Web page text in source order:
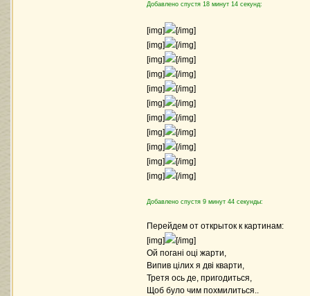
Добавлено спустя 18 минут 14 секунд:
[img]
[/img]
[img]
[/img]
[img]
[/img]
[img]
[/img]
[img]
[/img]
[img]
[/img]
[img]
[/img]
[img]
[/img]
[img]
[/img]
[img]
[/img]
[img]
[/img]
Добавлено спустя 9 минут 44 секунды:
Перейдем от открыток к картинам:
[img]
[/img]
Ой погані оці жарти,
Випив цілих я дві кварти,
Третя ось де, пригодиться,
Щоб було чим похмилиться..